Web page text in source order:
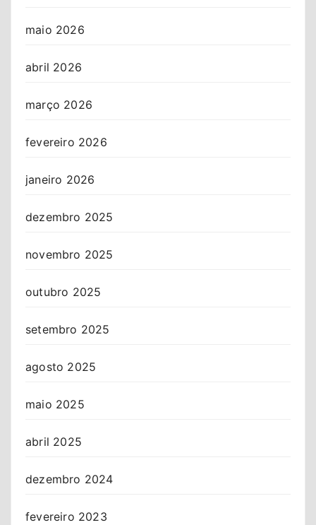
maio 2026
abril 2026
março 2026
fevereiro 2026
janeiro 2026
dezembro 2025
novembro 2025
outubro 2025
setembro 2025
agosto 2025
maio 2025
abril 2025
dezembro 2024
fevereiro 2023